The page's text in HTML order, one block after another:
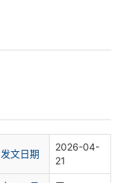
发文日期
2026-04-
21